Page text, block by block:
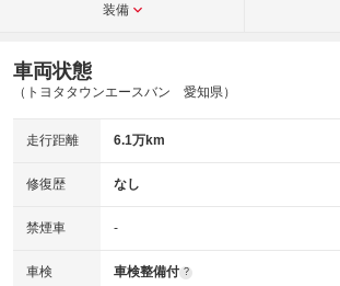
装備
車両状態
（トヨタタウンエースバン 愛知県）
走行距離 6.1万km
修復歴 なし
禁煙車 -
車検 車検整備付 ?